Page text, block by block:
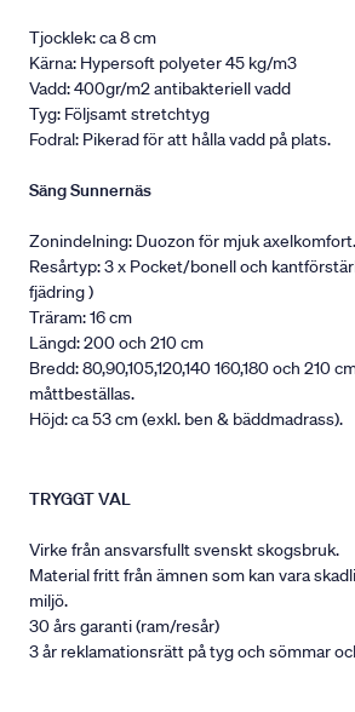
Tjocklek: ca 8 cm
Kärna: Hypersoft polyeter 45 kg/m3
Vadd: 400gr/m2 antibakteriell vadd
Tyg: Följsamt stretchtyg
Fodral: Pikerad för att hålla vadd på plats.
Säng Sunnernäs
Zonindelning: Duozon för mjuk axelkomfort.
Resårtyp: 3 x Pocket/bonell och
fjädring )
Träram: 16 cm
Längd: 200 och 210 cm
Bredd: 80,90,105,120,140 160,180 och 210
måttbeställas.
Höjd: ca 53 cm (exkl. ben & bäddmadrass).
TRYGGT VAL
Virke från ansvarsfullt svenskt skogsbruk.
Material fritt från ämnen som kan vara
miljö.
30 års garanti (ram/resår)
3 år reklamationsrätt på tyg och sömmar